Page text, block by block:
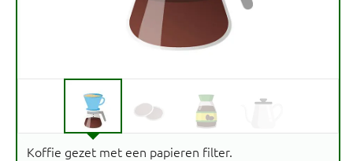
Koffie gezet met een papieren filter.